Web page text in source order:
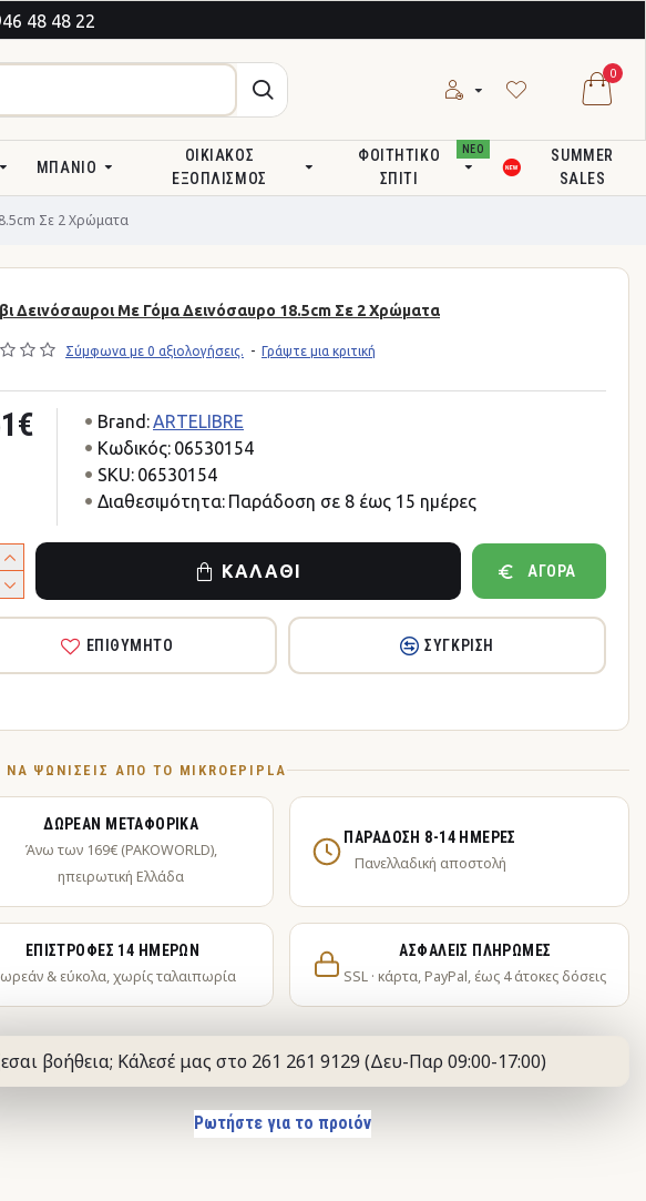
48 48 22
0
ΜΠΆΝΙΟ
ΟΙΚΙΑΚΌΣ
ΕΞΟΠΛΙΣΜΌΣ
ΦΟΙΤΗΤΙΚΌ
ΣΠΊΤΙ
ΝΕΟ
SUMMER
SALES
Σε 2 Χρώματα
Δεινόσαυροι Με Γόμα Δεινόσαυρο 18.5cm Σε 2 Χρώματα
Σύμφωνα με 0 αξιολογήσεις. - Γράψτε μια κριτική
Brand:ARTELIBRE
Κωδικός: 06530154
SKU: 06530154
Διαθεσιμότητα: Παράδοση σε 8 έως 15 ημέρες
ΚΑΛΆΘΙ ΑΓΟΡΆ
ΕΠΙΘΥΜΗΤΌ ΣΎΓΚΡΙΣΗ
ΝΑ ΨΩΝΊΣΕΙΣ ΑΠΌ ΤΟ MIKROEPIPLA
ΔΩΡΕΆΝ ΜΕΤΑΦΟΡΙΚΆ
Άνω των 169€ (PAKOWORLD),
ηπειρωτική Ελλάδα
ΠΑΡΆΔΟΣΗ 8-14 ΗΜΈΡΕΣ
Πανελλαδική αποστολή
ΕΠΙΣΤΡΟΦΈΣ 14 ΗΜΕΡΏΝ
& εύκολα, χωρίς ταλαιπωρία
ΑΣΦΑΛΕΊΣ ΠΛΗΡΩΜΈΣ
SSL · κάρτα, PayPal, έως 4 άτοκες δόσεις
βοήθεια; Κάλεσέ μας στο 261 261 9129 (Δευ-Παρ 09:00-17:00)
Ρωτήστε για το προιόν